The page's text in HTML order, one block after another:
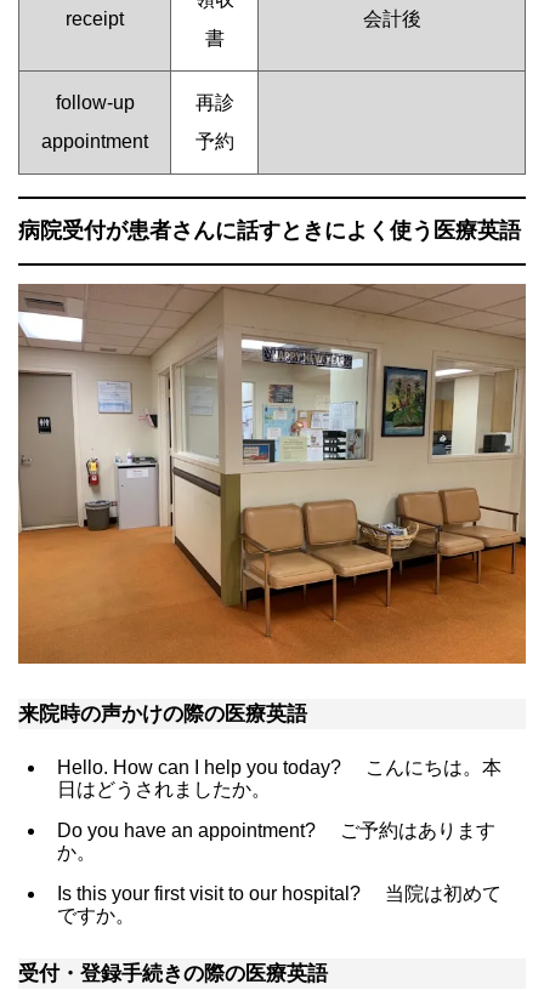
receipt
書
会計後
follow-up
appointment
再診
予約
病院受付が患者さんに話すときによく使う医療英語
来院時の声かけの際の医療英語
Hello. How can I help you today?
こんにちは。本
日はどうされましたか。
Do you have an appointment?
ご予約はあります
か。
Is this your first visit to our hospital?
当院は初めて
ですか。
受付・登録手続きの際の医療英語